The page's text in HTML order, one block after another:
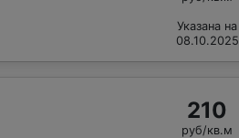
Указана на
08.10.2025
210
руб/кв.м